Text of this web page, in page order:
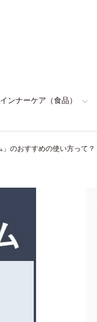
インナーケア（食品）
のおすすめの使い方って？